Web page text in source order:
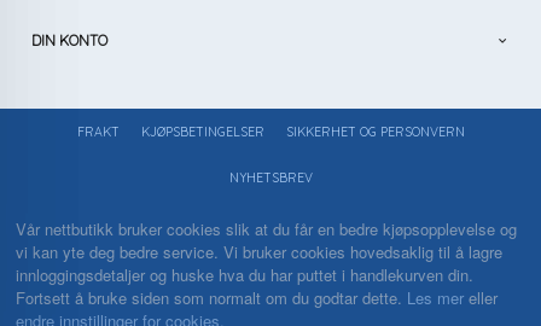
DIN KONTO
FRAKT KJØPSBETINGELSER SIKKERHET OG PERSONVERN
NYHETSBREV
Vår nettbutikk bruker cookies slik at du får en bedre kjøpsopplevelse og
vi kan yte deg bedre service. Vi bruker cookies hovedsaklig til å lagre
innloggingsdetaljer og huske hva du har puttet i handlekurven din.
Fortsett å bruke siden som normalt om du godtar dette. Les mer eller
endre innstillinger for cookies.